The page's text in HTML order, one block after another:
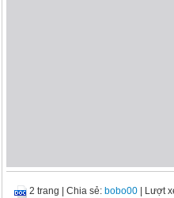
2 trang |Chia sẻ: bobo00 | Lượt